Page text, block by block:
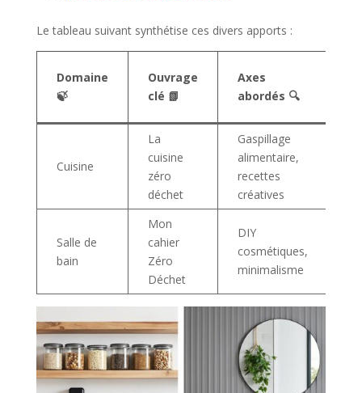
Le tableau suivant synthétise ces divers apports :
Domaine
🍃
Ouvrage
clé 📗
Axes
abordés 🔍
Cuisine
La
cuisine
zéro
déchet
Gaspillage
alimentaire,
recettes
créatives
Salle de
bain
Mon
cahier
Zéro
Déchet
DIY
cosmétiques,
minimalisme